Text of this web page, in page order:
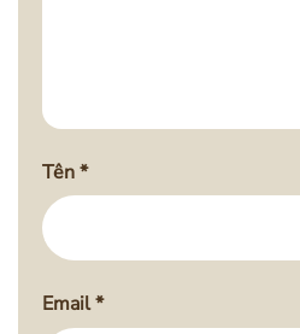
Tên*
Email*